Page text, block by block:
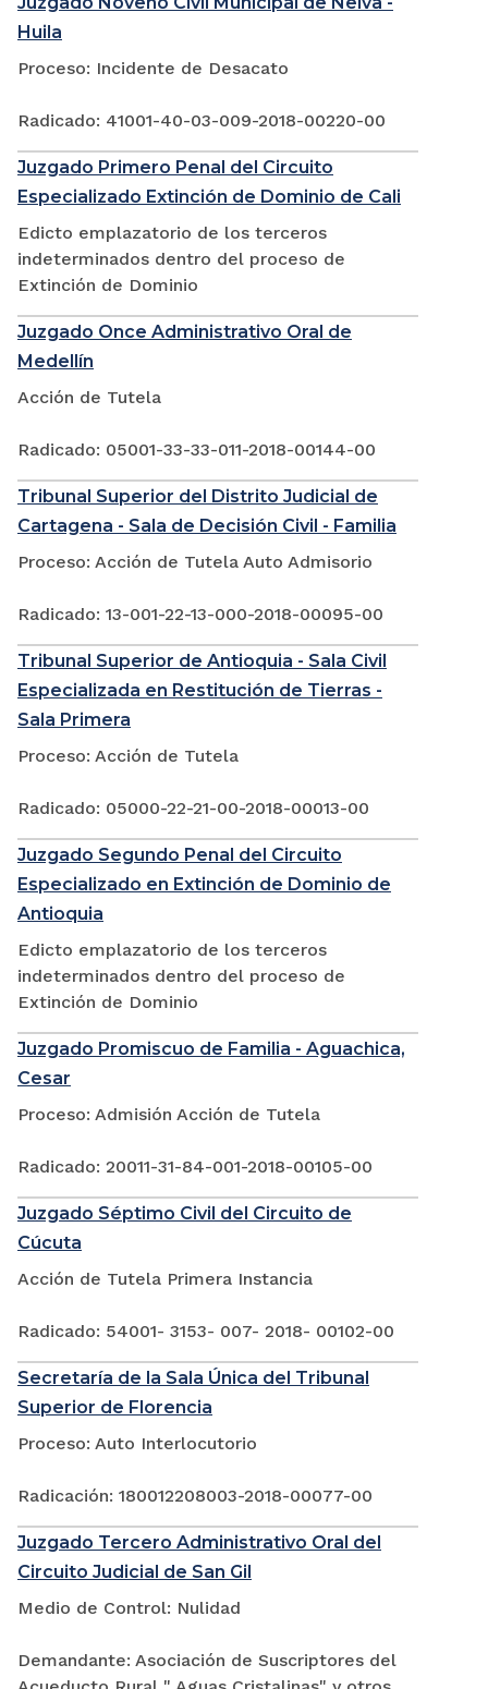
Huila
Proceso: Incidente de Desacato
Radicado: 41001-40-03-009-2018-00220-00
Juzgado Primero Penal del Circuito
Especializado Extinción de Dominio de Cali
Edicto emplazatorio de los terceros
indeterminados dentro del proceso de
Extinción de Dominio
Juzgado Once Administrativo Oral de
Medellín
Acción de Tutela
Radicado: 05001-33-33-011-2018-00144-00
Tribunal Superior del Distrito Judicial de
Cartagena - Sala de Decisión Civil - Familia
Proceso: Acción de Tutela Auto Admisorio
Radicado: 13-001-22-13-000-2018-00095-00
Tribunal Superior de Antioquia - Sala Civil
Especializada en Restitución de Tierras -
Sala Primera
Proceso: Acción de Tutela
Radicado: 05000-22-21-00-2018-00013-00
Juzgado Segundo Penal del Circuito
Especializado en Extinción de Dominio de
Antioquia
Edicto emplazatorio de los terceros
indeterminados dentro del proceso de
Extinción de Dominio
Juzgado Promiscuo de Familia - Aguachica,
Cesar
Proceso: Admisión Acción de Tutela
Radicado: 20011-31-84-001-2018-00105-00
Juzgado Séptimo Civil del Circuito de
Cúcuta
Acción de Tutela Primera Instancia
Radicado: 54001- 3153- 007- 2018- 00102-00
Secretaría de la Sala Única del Tribunal
Superior de Florencia
Proceso: Auto Interlocutorio
Radicación: 180012208003-2018-00077-00
Juzgado Tercero Administrativo Oral del
Circuito Judicial de San Gil
Medio de Control: Nulidad
Demandante: Asociación de Suscriptores del